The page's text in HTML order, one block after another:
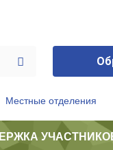
Местные отделения